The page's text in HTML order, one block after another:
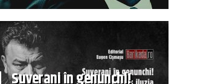
Suverani în genunchi!